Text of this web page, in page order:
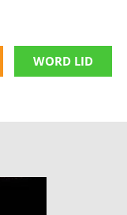
WORD LID